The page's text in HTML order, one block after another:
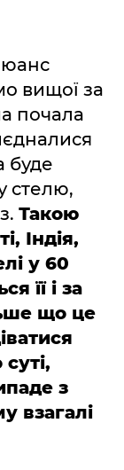
вищої за
почала
буде
стелю,
Такою
Індія,
у 60
її і за
що це
з
взагалі